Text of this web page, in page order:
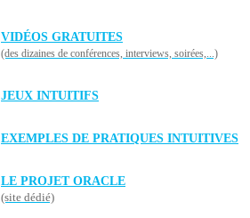
VIDÉOS GRATUITES
(des dizaines de conférences, interviews, soirées,...)
JEUX INTUITIFS
EXEMPLES DE PRATIQUES INTUITIVES
LE PROJET ORACLE
(site dédié)